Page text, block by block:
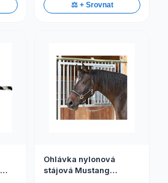
⚖️ + Srovnat
Ohlávka nylonová
stájová Mustang